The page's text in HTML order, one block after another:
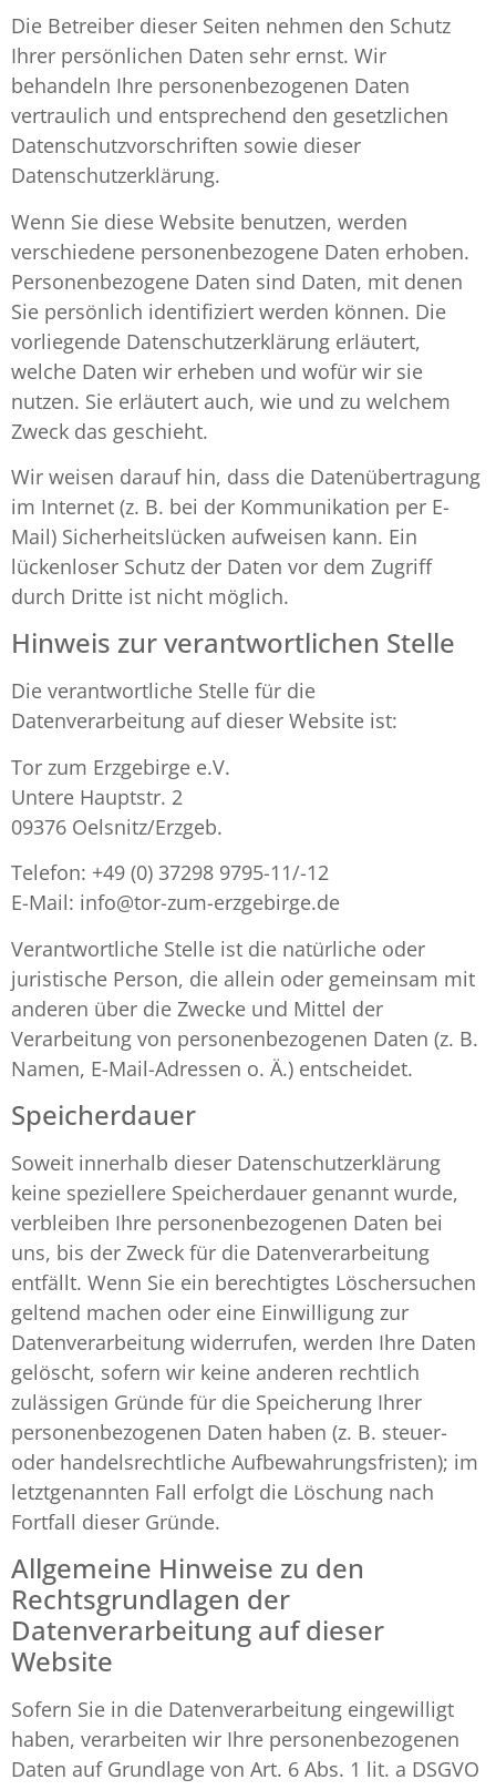
Die Betreiber dieser Seiten nehmen den Schutz
Ihrer persönlichen Daten sehr ernst. Wir
behandeln Ihre personenbezogenen Daten
vertraulich und entsprechend den gesetzlichen
Datenschutzvorschriften sowie dieser
Datenschutzerklärung.
Wenn Sie diese Website benutzen, werden
verschiedene personenbezogene Daten erhoben.
Personenbezogene Daten sind Daten, mit denen
Sie persönlich identifiziert werden können. Die
vorliegende Datenschutzerklärung erläutert,
welche Daten wir erheben und wofür wir sie
nutzen. Sie erläutert auch, wie und zu welchem
Zweck das geschieht.
Wir weisen darauf hin, dass die Datenübertragung
im Internet (z. B. bei der Kommunikation per E-
Mail) Sicherheitslücken aufweisen kann. Ein
lückenloser Schutz der Daten vor dem Zugriff
durch Dritte ist nicht möglich.
Hinweis zur verantwortlichen Stelle
Die verantwortliche Stelle für die
Datenverarbeitung auf dieser Website ist:
Tor zum Erzgebirge e.V.
Untere Hauptstr. 2
09376 Oelsnitz/Erzgeb.
Telefon: +49 (0) 37298 9795-11/-12
E-Mail: info@tor-zum-erzgebirge.de
Verantwortliche Stelle ist die natürliche oder
juristische Person, die allein oder gemeinsam mit
anderen über die Zwecke und Mittel der
Verarbeitung von personenbezogenen Daten (z. B.
Namen, E-Mail-Adressen o. Ä.) entscheidet.
Speicherdauer
Soweit innerhalb dieser Datenschutzerklärung
keine speziellere Speicherdauer genannt wurde,
verbleiben Ihre personenbezogenen Daten bei
uns, bis der Zweck für die Datenverarbeitung
entfällt. Wenn Sie ein berechtigtes Löschersuchen
geltend machen oder eine Einwilligung zur
Datenverarbeitung widerrufen, werden Ihre Daten
gelöscht, sofern wir keine anderen rechtlich
zulässigen Gründe für die Speicherung Ihrer
personenbezogenen Daten haben (z. B. steuer-
oder handelsrechtliche Aufbewahrungsfristen); im
letztgenannten Fall erfolgt die Löschung nach
Fortfall dieser Gründe.
Allgemeine Hinweise zu den
Rechtsgrundlagen der
Datenverarbeitung auf dieser
Website
Sofern Sie in die Datenverarbeitung eingewilligt
haben, verarbeiten wir Ihre personenbezogenen
Daten auf Grundlage von Art. 6 Abs. 1 lit. a DSGVO